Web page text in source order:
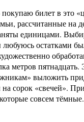
покупаю билет в это
рассчитанные на
единицами.
любуюсь остатками
метров пятнадцать.
выложить
сорок «свечей».
совсем